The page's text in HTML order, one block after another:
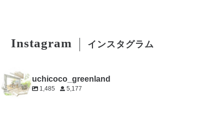
Instagram インスタグラム
uchicoco_greenland
1,485 5,177